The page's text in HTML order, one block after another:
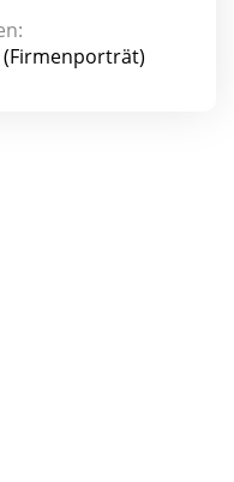
(Firmenporträt)